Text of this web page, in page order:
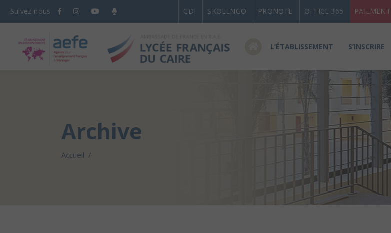
Suivez-nous CDI SKOLENGO PRONOTE OFFICE 365
L’ÉTABLISSEMENT S’INSCRIRE
Archive
Accueil /